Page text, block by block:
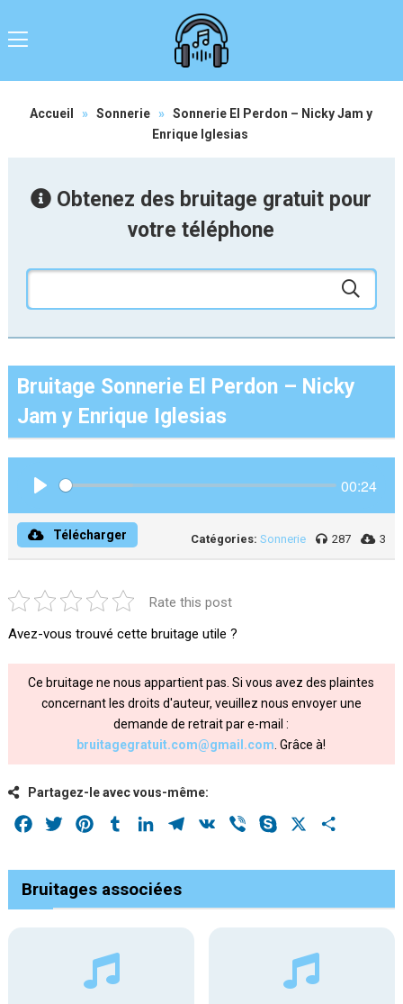
Accueil » Sonnerie » Sonnerie El Perdon – Nicky Jam y
Enrique Iglesias
Obtenez des bruitage gratuit pour
votre téléphone
Bruitage Sonnerie El Perdon – Nicky
Jam y Enrique Iglesias
00:24
Télécharger Catégories: Sonnerie 287 3
Rate this post
Avez-vous trouvé cette bruitage utile ?
Ce bruitage ne nous appartient pas. Si vous avez des plaintes
concernant les droits d'auteur, veuillez nous envoyer une
demande de retrait par e-mail :
bruitagegratuit.com@gmail.com . Grâce à!
Partagez-le avec vous-même:
Facebook
Twitter PinterestTumblrLinkedInTelegram
VK Viber Skype
Bruitages associées